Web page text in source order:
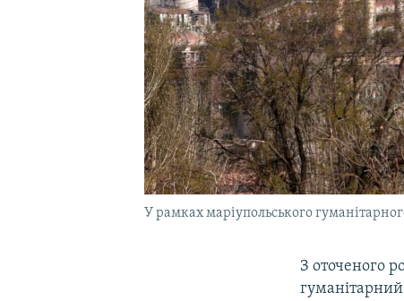
У рамках маріупольського
З оточеного